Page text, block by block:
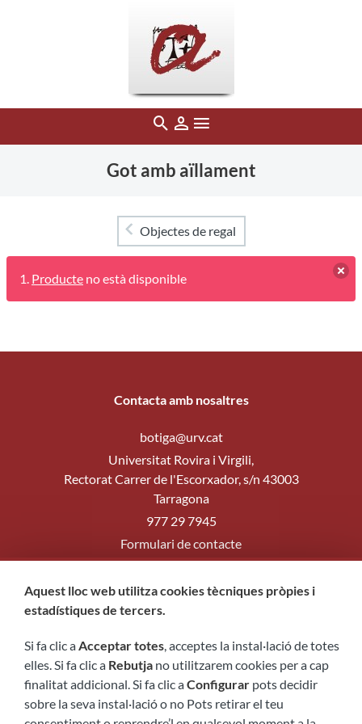
Got amb aïllament
Objectes de regal
Producte no està disponible
Contacta amb nosaltres
botiga@urv.cat
Universitat Rovira i Virgili,
Rectorat Carrer de l'Escorxador, s/n 43003
Tarragona
977 29 7945
Formulari de contacte
Segueix-nos
Aquest lloc web utilitza cookies tècniques pròpies i
estadístiques de tercers.
Si fa clic aAcceptar totes, acceptes la instal·lació de totes
elles. Si fa clic a Rebutja no utilitzarem cookies per a cap
finalitat addicional. Si fa clic aConfigurar pots decidir
sobre la seva instal·lació o no Pots retirar el teu